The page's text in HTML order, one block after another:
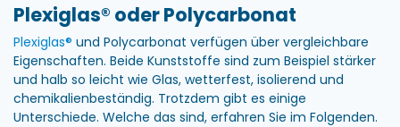
Plexiglas® oder Polycarbonat
Plexiglas® und Polycarbonat verfügen über vergleichbare
Eigenschaften. Beide Kunststoffe sind zum Beispiel stärker
und halb so leicht wie Glas, wetterfest, isolierend und
chemikalienbeständig. Trotzdem gibt es einige
Unterschiede. Welche das sind, erfahren Sie im Folgenden.